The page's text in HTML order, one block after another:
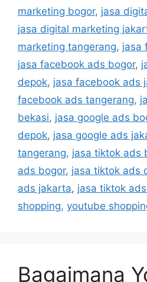
marketing bogor, jasa
jasa digital marketing
marketing tangerang, jasa
jasa facebook ads bogor,
depok, jasa facebook ads
facebook ads tangerang,
bekasi, jasa google ads
depok, jasa google ads
tangerang, jasa tiktok ads
ads bogor, jasa tiktok ads
ads jakarta, jasa tiktok
shopping, youtube
Bagaimana